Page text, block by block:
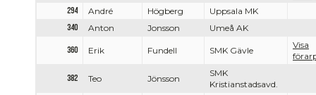
294
André Högberg
Uppsala MK
340
Anton Jonsson Umeå AK
360 Erik Fundell SMK Gävle
Visa
382 Teo Jönsson
SMK
Kristianstadsavd.